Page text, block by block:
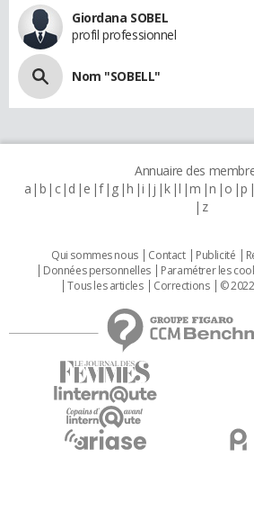
Giordana SOBEL
profil professionnel
Nom "SOBELL"
Annuaire des
a b c d e f g h i j k l m n o p
z
Qui sommes nous Contact Publicité
Données personnelles
Paramétrer les
Tous les articles
Corrections ©